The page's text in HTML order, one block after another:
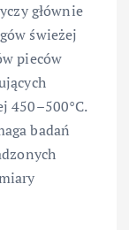
głównie
świeżej
pieców
450–500°C.
badań